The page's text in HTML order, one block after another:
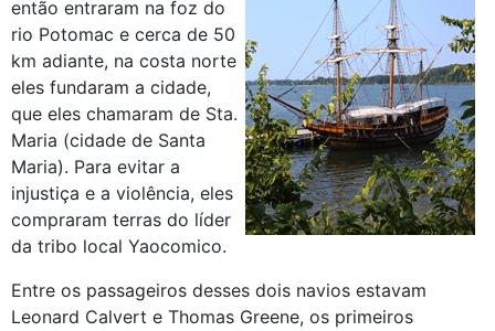
então entraram na foz do
rio Potomac e cerca de 50
km adiante, na costa norte
eles fundaram a cidade,
que eles chamaram de Sta.
Maria (cidade de Santa
Maria). Para evitar a
injustiça e a violência, eles
compraram terras do líder
da tribo local Yaocomico.
Entre os passageiros desses dois navios estavam
Leonard Calvert e Thomas Greene, os primeiros